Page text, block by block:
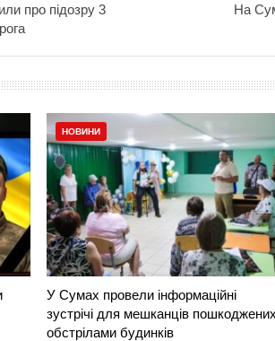
про підозру 3
На
НОВИНИ
У Сумах провели інформаційні
зустрічі для мешканців пошкоджених
обстрілами будинків